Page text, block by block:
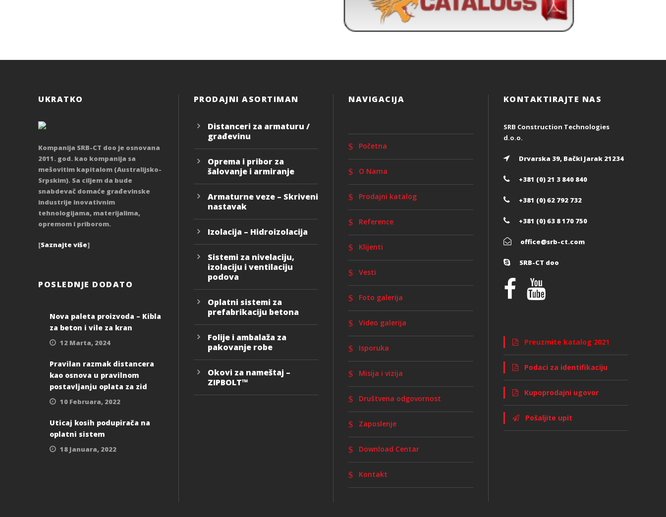
UKRATKO
Kompanija SRB-CT doo je osnovana
2011. god. kao kompanija sa
mešovitim kapitalom (Australijsko-
Srpskim). Sa ciljem da bude
snabdevač domaće građevinske
industrije inovativnim
tehnologijama, materijalima,
opremom i priborom.
[Saznajte više]
POSLEDNJE DODATO
Nova paleta proizvoda – Kibla
za beton i vile za kran
12 Marta, 2024
Pravilan razmak distancera
kao osnova u pravilnom
postavljanju oplata za zid
10 Februara, 2022
Uticaj kosih podupirača na
oplatni sistem
18 Januara, 2022
PRODAJNI ASORTIMAN
Distanceri za armaturu /
građevinu
Oprema i pribor za
šalovanje i armiranje
Armaturne veze – Skriveni
nastavak
Izolacija – Hidroizolacija
Sistemi za nivelaciju,
izolaciju i ventilaciju
podova
Oplatni sistemi za
prefabrikaciju betona
Folije i ambalaža za
pakovanje robe
Okovi za nameštaj –
ZIPBOLT™
NAVIGACIJA
Početna
O Nama
Prodajni katalog
Reference
Klijenti
Vesti
Foto galerija
Video galerija
Isporuka
Misija i vizija
Društvena odgovornost
Zaposlenje
Download Centar
Kontakt
KONTAKTIRAJTE NAS
SRB Construction Technologies
d.o.o.
Drvarska 39, Bački Jarak 21234
+381 (0) 21 3 840 840
+381 (0) 62 792 732
+381 (0) 63 8 170 750
office@srb-ct.com
SRB-CT doo
Preuzmite katalog 2021
Podaci za identifikaciju
Kupoprodajni ugovor
Pošaljite upit